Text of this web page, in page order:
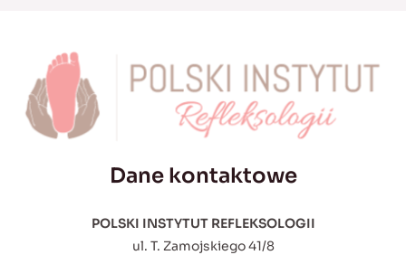
Dane kontaktowe
POLSKI INSTYTUT REFLEKSOLOGII
ul. T. Zamojskiego 41/8